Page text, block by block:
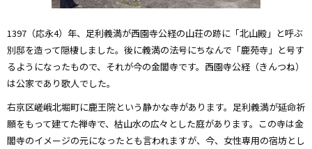
1397（応永4）年、足利義満が西園寺公経の山荘の跡に「北山殿」と呼ぶ
別邸を造って隠棲しました。後に義満の法号にちなんで「鹿苑寺」と号す
るようになったもので、それが今の金閣寺です。西園寺公経（きんつね）
は公家であり歌人でした。
右京区嵯峨北堀町に鹿王院という静かな寺があります。足利義満が延命祈
願をもって建てた禅寺で、枯山水の広々とした庭があります。この寺は金
閣寺のイメージの元になったとも言われますが、今、女性専用の宿坊とし